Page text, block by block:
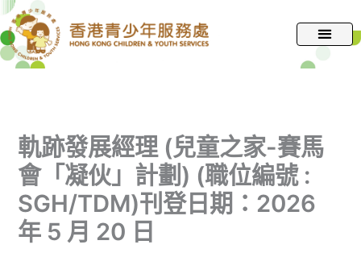
跳
至
主
軌跡發展經理 (兒童之家-賽馬
會「凝伙」計劃) (職位編號 :
SGH/TDM)刊登日期：2026
年 5 月 20 日